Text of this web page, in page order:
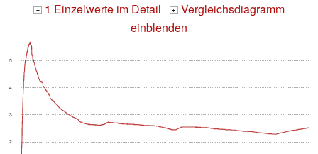
+ 1 Einzelwerte im Detail + Vergleichsdiagramm
einblenden
2
3
4
5